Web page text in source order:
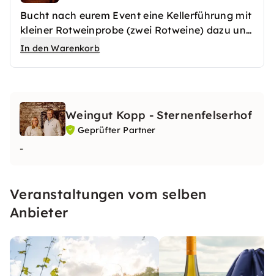
Bucht nach eurem Event eine Kellerführung mit
kleiner Rotweinprobe (zwei Rotweine) dazu und
erfahrt spannende und interessante Details
In den Warenkorb
Weingut Kopp - Sternenfelserhof
Geprüfter Partner
-
Veranstaltungen vom selben
Anbieter